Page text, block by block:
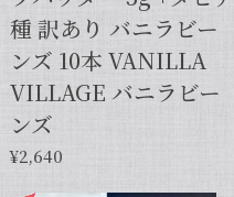
種 訳あり バニラビー
ンズ 10本 VANILLA
VILLAGE バニラビー
ンズ
¥2,640